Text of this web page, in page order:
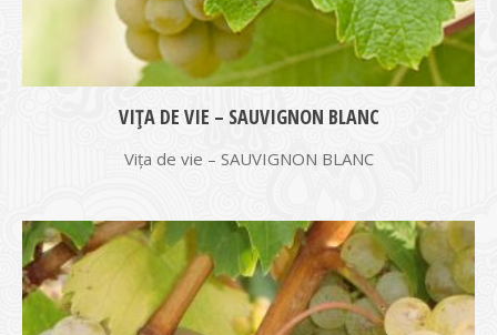
VIŢA DE VIE – SAUVIGNON BLANC
Vița de vie – SAUVIGNON BLANC